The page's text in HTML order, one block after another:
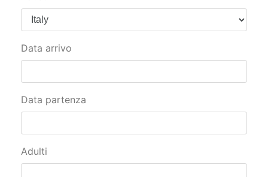
Data arrivo